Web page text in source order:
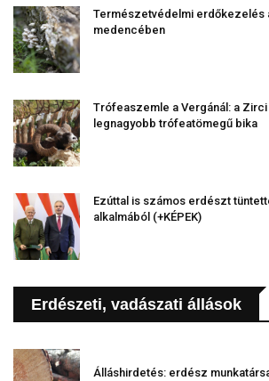
Természetvédelmi erdőkezelés
medencében
Trófeaszemle a Vergánál: a
legnagyobb trófeatömegű bika
Ezúttal is számos erdészt
alkalmából (+KÉPEK)
Erdészeti, vadászati állások
Álláshirdetés: erdész